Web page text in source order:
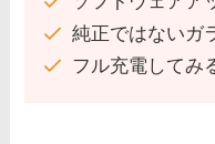
純正ではないガ
フル充電してみ